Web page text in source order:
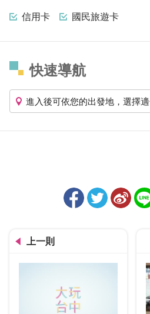
信用卡 國民旅遊卡
快速導航
進入後可依您的出發地，選擇
上一則